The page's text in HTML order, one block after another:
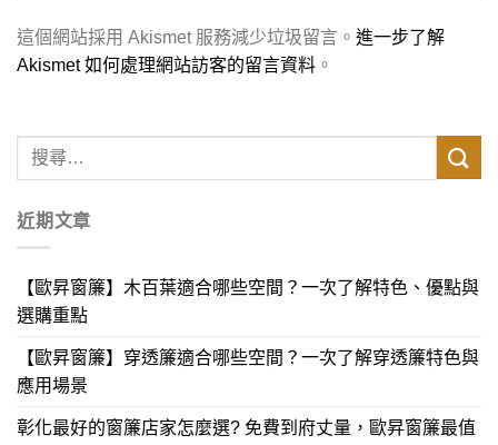
這個網站採用 Akismet 服務減少垃圾留言。 進一步了解
Akismet 如何處理網站訪客的留言資料 。
近期文章
【歐昇窗簾】木百葉適合哪些空間？一次了解特色、優點與
選購重點
【歐昇窗簾】穿透簾適合哪些空間？一次了解穿透簾特色與
應用場景
彰化最好的窗簾店家怎麼選? 免費到府丈量，歐昇窗簾最值